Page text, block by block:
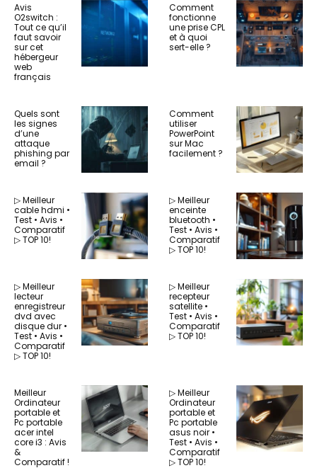
Avis
O2switch :
Tout ce qu’il
faut savoir
sur cet
hébergeur
web
français
Comment
fonctionne
une prise CPL
et à quoi
sert-elle ?
Quels sont
les signes
d’une
attaque
phishing par
email ?
Comment
utiliser
PowerPoint
sur Mac
facilement ?
▷ Meilleur
cable hdmi •
Test • Avis •
Comparatif
▷ TOP 10!
▷ Meilleur
enceinte
bluetooth •
Test • Avis •
Comparatif
▷ TOP 10!
▷ Meilleur
lecteur
enregistreur
dvd avec
disque dur •
Test • Avis •
Comparatif
▷ TOP 10!
▷ Meilleur
recepteur
satellite •
Test • Avis •
Comparatif
▷ TOP 10!
Meilleur
Ordinateur
portable et
Pc portable
acer intel
core i3 : Avis
&
Comparatif !
▷ Meilleur
Ordinateur
portable et
Pc portable
asus noir •
Test • Avis •
Comparatif
▷ TOP 10!